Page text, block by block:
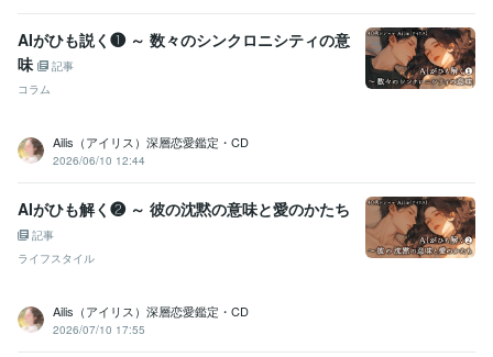
AIがひも説く❶ ～ 数々のシンクロニシティの意
味
記事
コラム
Ailis（アイリス）深層恋愛鑑定・CD
2026/06/10 12:44
AIがひも解く❷ ～ 彼の沈黙の意味と愛のかたち
記事
ライフスタイル
Ailis（アイリス）深層恋愛鑑定・CD
2026/07/10 17:55